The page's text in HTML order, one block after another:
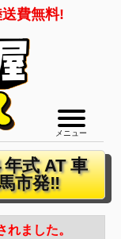
送費無料!
メニュー
式 AT 車
市発‼
ました。